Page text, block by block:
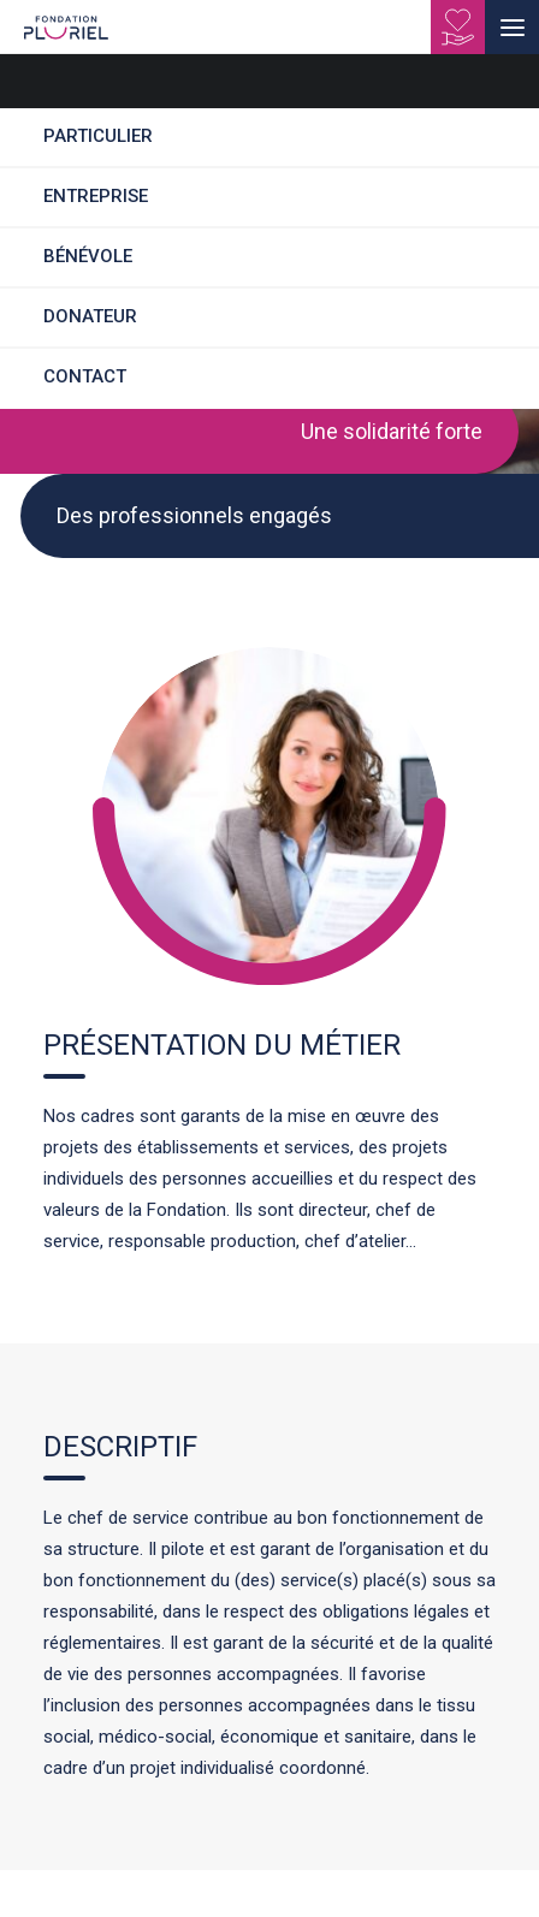
PARTICULIER
ENTREPRISE
BÉNÉVOLE
DONATEUR
CONTACT
Une solidarité forte
Des professionnels engagés
PRÉSENTATION DU MÉTIER
Nos cadres sont garants de la mise en œuvre des
projets des établissements et services, des projets
individuels des personnes accueillies et du respect des
valeurs de la Fondation. Ils sont directeur, chef de
service, responsable production, chef d’atelier…
DESCRIPTIF
Le chef de service contribue au bon fonctionnement de
sa structure. Il pilote et est garant de l’organisation et du
bon fonctionnement du (des) service(s) placé(s) sous sa
responsabilité, dans le respect des obligations légales et
réglementaires. Il est garant de la sécurité et de la qualité
de vie des personnes accompagnées. Il favorise
l’inclusion des personnes accompagnées dans le tissu
social, médico-social, économique et sanitaire, dans le
cadre d’un projet individualisé coordonné.